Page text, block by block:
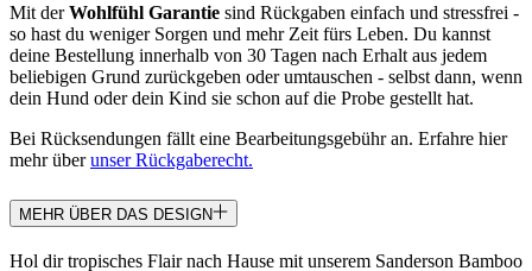
Mit derWohlfühl Garantie sind Rückgaben einfach und stressfrei -
so hast du weniger Sorgen und mehr Zeit fürs Leben. Du kannst
deine Bestellung innerhalb von 30 Tagen nach Erhalt aus jedem
beliebigen Grund zurückgeben oder umtauschen - selbst dann, wenn
dein Hund oder dein Kind sie schon auf die Probe gestellt hat.
Bei Rücksendungen fällt eine Bearbeitungsgebühr an. Erfahre hier
mehr überunser Rückgaberecht.
MEHR ÜBER DAS DESIGN
Hol dir tropisches Flair nach Hause mit unserem Sanderson Bamboo